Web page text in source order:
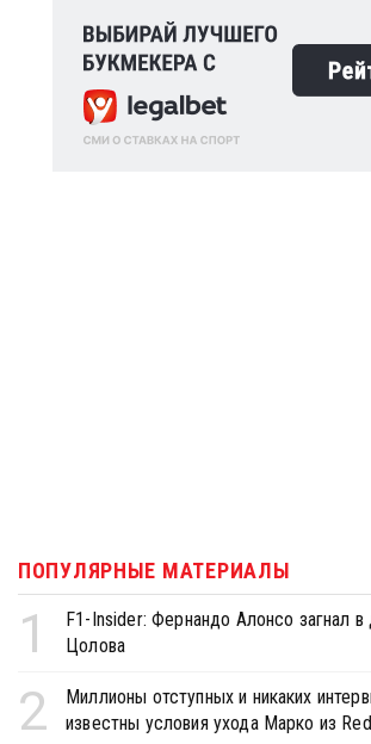
ПОПУЛЯРНЫЕ МАТЕРИАЛЫ
1
F1-Insider: Фернандо Алонсо загнал в
Цолова
2
Миллионы отступных и никаких
известны условия ухода Марко из